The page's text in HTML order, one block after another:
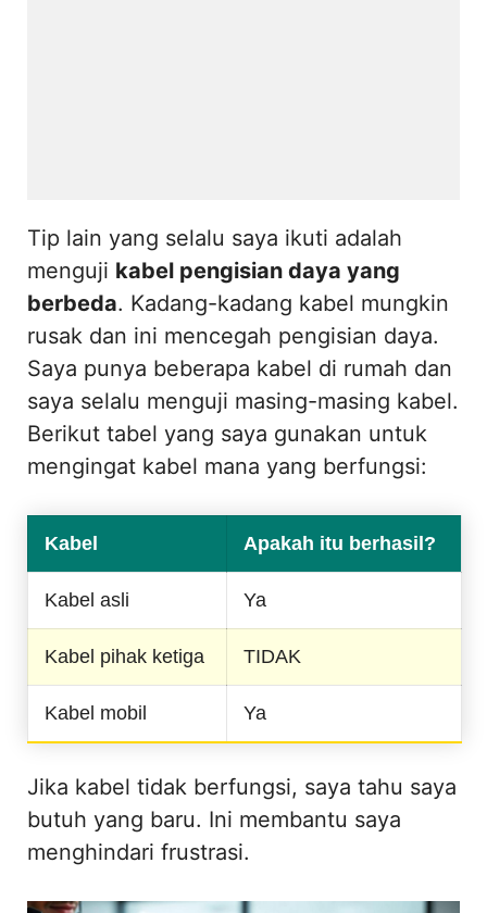
Tip lain yang selalu saya ikuti adalah
menguji kabel pengisian daya yang
berbeda. Kadang-kadang kabel mungkin
rusak dan ini mencegah pengisian daya.
Saya punya beberapa kabel di rumah dan
saya selalu menguji masing-masing kabel.
Berikut tabel yang saya gunakan untuk
mengingat kabel mana yang berfungsi:
Kabel Apakah itu berhasil?
Kabel asli Ya
Kabel pihak ketiga TIDAK
Kabel mobil Ya
Jika kabel tidak berfungsi, saya tahu saya
butuh yang baru. Ini membantu saya
menghindari frustrasi.